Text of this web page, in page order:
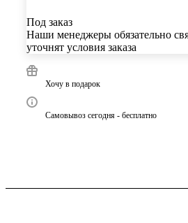
Под заказ
Наши менеджеры обязательно
уточнят условия заказа
Хочу в подарок
Самовывоз сегодня - бесплатно